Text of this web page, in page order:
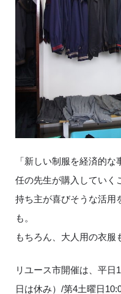
「新しい制服を経済的
任の先生が購入していく
持ち主が喜びそうな活用
も。
もちろん、大人用の衣服
リユース市開催は、平日
日は休み）/第4土曜日